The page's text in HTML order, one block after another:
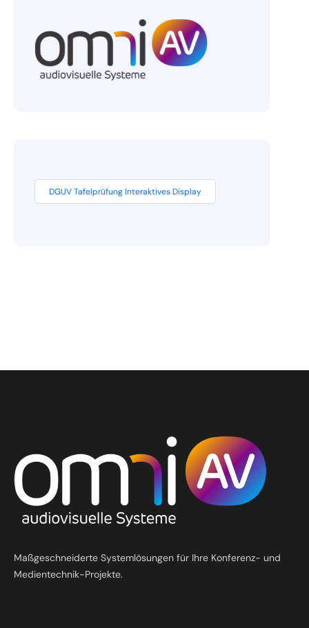
DGUV Tafelprüfung Interaktives Display
Maßgeschneiderte Systemlösungen für Ihre Konferenz- und
Medientechnik-Projekte.